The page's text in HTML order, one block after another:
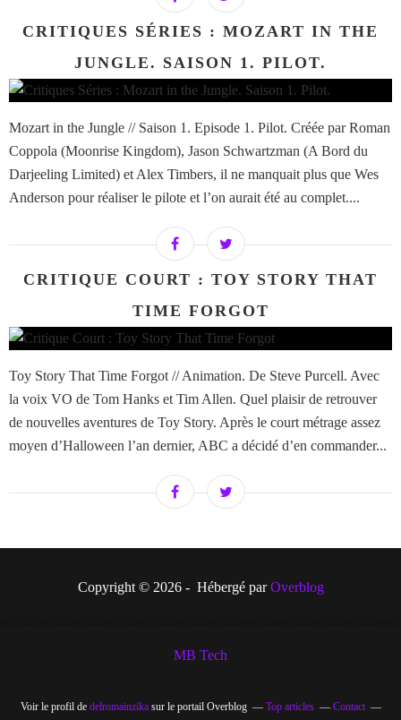
CRITIQUES SÉRIES : MOZART IN THE
JUNGLE. SAISON 1. PILOT.
Mozart in the Jungle // Saison 1. Episode 1. Pilot. Créée par Roman
Coppola (Moonrise Kingdom), Jason Schwartzman (A Bord du
Darjeeling Limited) et Alex Timbers, il ne manquait plus que Wes
Anderson pour réaliser le pilote et l’on aurait été au complet....
CRITIQUE COURT : TOY STORY THAT
TIME FORGOT
Toy Story That Time Forgot // Animation. De Steve Purcell. Avec
la voix VO de Tom Hanks et Tim Allen. Quel plaisir de retrouver
de nouvelles aventures de Toy Story. Après le court métrage assez
moyen d’Halloween l’an dernier, ABC a décidé d’en commander...
Copyright © 2026 - Hébergé parOverblog
MB Tech
Voir le profil de delromainzikasur le portail Overblog Top articles Contact